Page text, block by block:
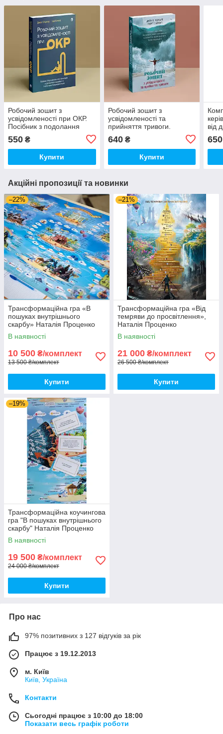
Робочий зошит з
усвідомленості при ОКР.
Посібник з подолання
допомогою усвідомленості
й когнітивно-поведін
550 ₴
Купити
Робочий зошит з
усвідомленості та
прийняття тривоги.
Посібник зі звільнення від
тривоги, фобій і
занепокоєння за
допомогою терапії
640₴
Купити
від
650
Акційні пропозиції та новинки
–22%
Трансформаційна гра «В
пошуках внутрішнього
скарбу» Наталія Проценко
Онлайн версія
В наявності
10 500 ₴/комплект
13 500 ₴/комплект
Купити
–21%
Трансформаційна гра «Від
темряви до просвітлення»,
Наталія Проценко
В наявності
21 000 ₴/комплект
26 500 ₴/комплект
Купити
–19%
Трансформаційна коучингова
гра "В пошуках внутрішнього
скарбу" Наталія Проценко
(комплект)
В наявності
19 500 ₴/комплект
24 000 ₴/комплект
Купити
Про нас
97% позитивних з 127 відгуків за рік
Працює з 19.12.2013
м. Київ
Київ, Україна
Контакти
Сьогодні працює з 10:00 до 18:00
Показати весь графік роботи